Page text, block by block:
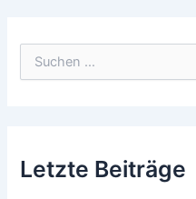
u
Letzte Beiträge